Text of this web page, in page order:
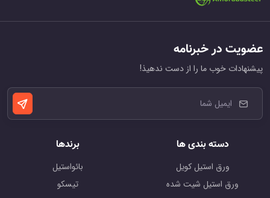
عضویت در خبرنامه
پیشنهادات خوب ما را از دست ندهیذ!
دسته بندی ها
ورق استیل کویل
ورق استیل شیت شده
برندها
بائواستیل
تیسکو